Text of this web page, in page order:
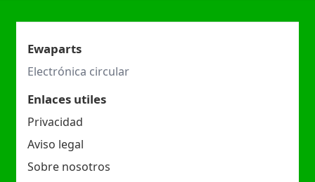
Ewaparts
Electrónica circular
Enlaces utiles
Privacidad
Aviso legal
Sobre nosotros